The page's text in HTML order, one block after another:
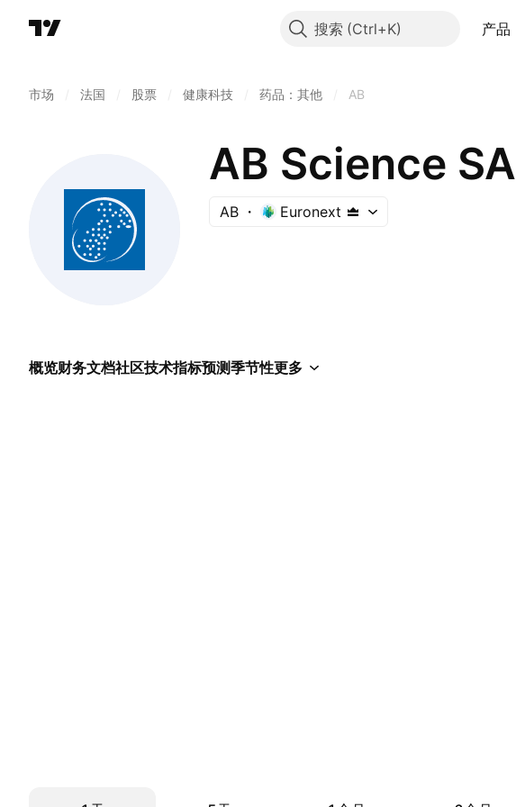
搜索 产品
市场 法国 股票 健康科技 药品：其他 AB
AB Science SA
AB Euronext
概览财务文档社区技术指标预测季节性更多